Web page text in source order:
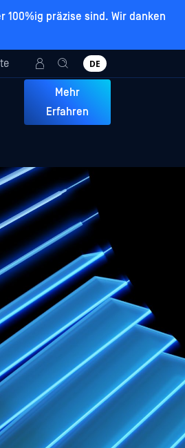
präzise sind. Wir danken
DE
Mehr
Erfahren